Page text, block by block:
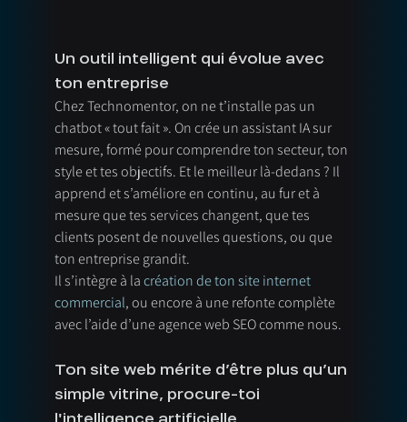
Un outil intelligent qui évolue avec
ton entreprise
Chez Technomentor, on ne t’installe pas un
chatbot « tout fait ». On crée un assistant IA sur
mesure, formé pour comprendre ton secteur, ton
style et tes objectifs. Et le meilleur là-dedans ? Il
apprend et s’améliore en continu, au fur et à
mesure que tes services changent, que tes
clients posent de nouvelles questions, ou que
ton entreprise grandit.
Il s’intègre à la création de ton site internet
commercial, ou encore à une refonte complète
avec l’aide d’une agence web SEO comme nous.
Ton site web mérite d’être plus qu’un
simple vitrine, procure-toi